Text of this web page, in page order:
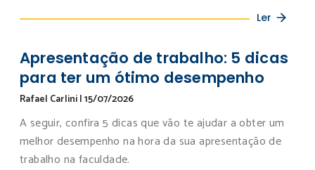
Ler
Apresentação de trabalho: 5 dicas
para ter um ótimo desempenho
Rafael Carlini|15/07/2026
A seguir, confira 5 dicas que vão te ajudar a obter um
melhor desempenho na hora da sua apresentação de
trabalho na faculdade.